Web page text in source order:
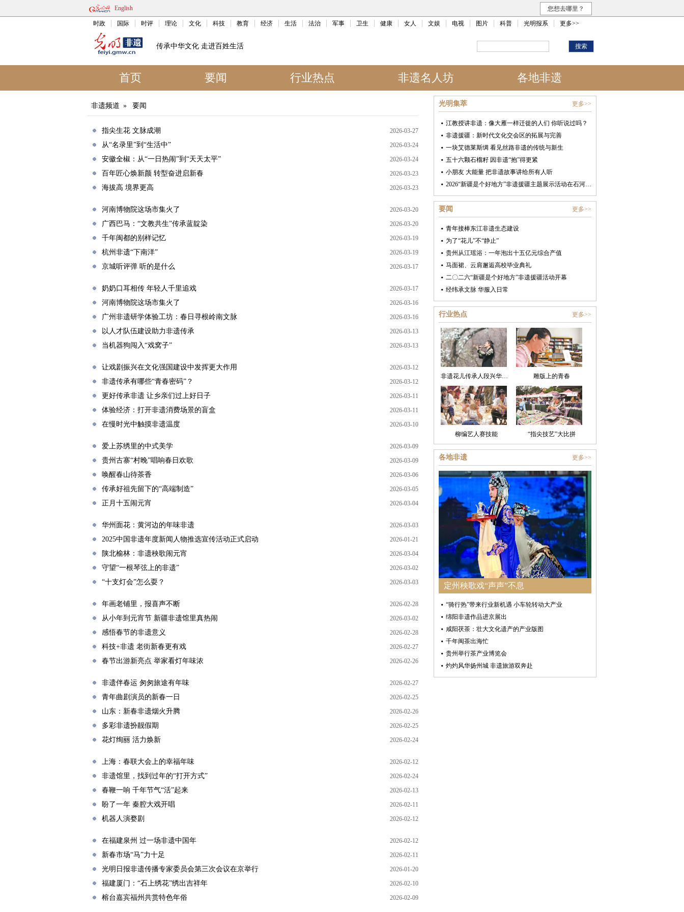
English 您想去哪里？
时政 国际 时评 理论 文化 科技 教育 经济 生活 法治 军事 卫生 健康 女人 文娱 电视 图片 科普 光明报系 更多>>
传承中华文化 走进百姓生活
首页 要闻 行业热点 非遗名人坊 各地非遗
非遗频道 » 要闻
指尖生花 文脉成潮 2026-03-27
从“名录里”到“生活中” 2026-03-24
安徽全椒：从“一日热闹”到“天天太平” 2026-03-24
百年匠心焕新颜 转型奋进启新春 2026-03-23
海拔高 境界更高 2026-03-23
​河南博物院这场市集火了 2026-03-20
广西巴马：“文教共生”传承蓝靛染 2026-03-20
千年闽都的别样记忆 2026-03-19
杭州非遗“下南洋” 2026-03-19
京城听评弹 听的是什么 2026-03-17
奶奶口耳相传 年轻人千里追戏 2026-03-17
河南博物院这场市集火了 2026-03-16
广州非遗研学体验工坊：春日寻根岭南文脉 2026-03-16
以人才队伍建设助力非遗传承 2026-03-13
当机器狗闯入“戏窝子” 2026-03-13
让戏剧振兴在文化强国建设中发挥更大作用 2026-03-12
非遗传承有哪些“青春密码”？ 2026-03-12
更好传承非遗 让乡亲们过上好日子 2026-03-11
体验经济：打开非遗消费场景的盲盒 2026-03-11
在慢时光中触摸非遗温度 2026-03-10
爱上苏绣里的中式美学 2026-03-09
贵州古寨“村晚”唱响春日欢歌 2026-03-09
唤醒春山待茶香 2026-03-06
传承好祖先留下的“高端制造” 2026-03-05
正月十五闹元宵 2026-03-04
华州面花：黄河边的年味非遗 2026-03-03
2025中国非遗年度新闻人物推选宣传活动正式启动 2026-01-21
陕北榆林：非遗秧歌闹元宵 2026-03-04
守望“一根琴弦上的非遗” 2026-03-02
“十支灯会”怎么耍？ 2026-03-03
年画老铺里，报喜声不断 2026-02-28
从小年到元宵节 新疆非遗馆里真热闹 2026-03-02
感悟春节的非遗意义 2026-02-28
科技+非遗 老街新春更有戏 2026-02-27
春节出游新亮点 举家看灯年味浓 2026-02-26
非遗伴春运 匆匆旅途有年味 2026-02-27
青年曲剧演员的新春一日 2026-02-25
山东：新春非遗烟火升腾 2026-02-26
多彩非遗扮靓假期 2026-02-25
花灯绚丽 活力焕新 2026-02-24
上海：春联大会上的幸福年味 2026-02-12
非遗馆里，找到过年的“打开方式” 2026-02-24
春鞭一响 千年节气“活”起来 2026-02-13
盼了一年 秦腔大戏开唱 2026-02-11
机器人演婺剧 2026-02-12
在福建泉州 过一场非遗中国年 2026-02-12
新春市场“马”力十足 2026-02-11
光明日报非遗传播专家委员会第三次会议在京举行 2026-01-20
福建厦门：“石上绣花”绣出吉祥年 2026-02-10
榕台嘉宾福州共赏特色年俗 2026-02-09
光明集萃 更多>>
江教授讲非遗：像大雁一样迁徙的人们 你听说过吗？
非遗援疆：新时代文化交会区的拓展与完善
一块艾德莱斯绸 看见丝路非遗的传统与新生
五十六颗石榴籽 因非遗“抱”得更紧
小朋友 大能量 把非遗故事讲给所有人听
2026“新疆是个好地方”非遗援疆主题展示活动在石河子开幕
要闻 更多>>
青年接棒东江非遗生态建设
为了“花儿”不“静止”
贵州从江瑶浴：一年泡出十五亿元综合产值
马面裙、云肩邂逅高校毕业典礼
二〇二六“新疆是个好地方”非遗援疆活动开幕
经纬承文脉 华服入日常
行业热点 更多>>
非遗花儿传承人段兴华：老腔唱进新日子 雕版上的青春
柳编艺人赛技能 “指尖技艺”大比拼
各地非遗 更多>>
定州秧歌戏“声声”不息
“骑行热”带来行业新机遇 小车轮转动大产业
绵阳非遗作品进京展出
咸阳茯茶：壮大文化遗产的产业版图
千年闽茶出海忙
贵州举行茶产业博览会
灼灼风华扬州城 非遗旅游双奔赴